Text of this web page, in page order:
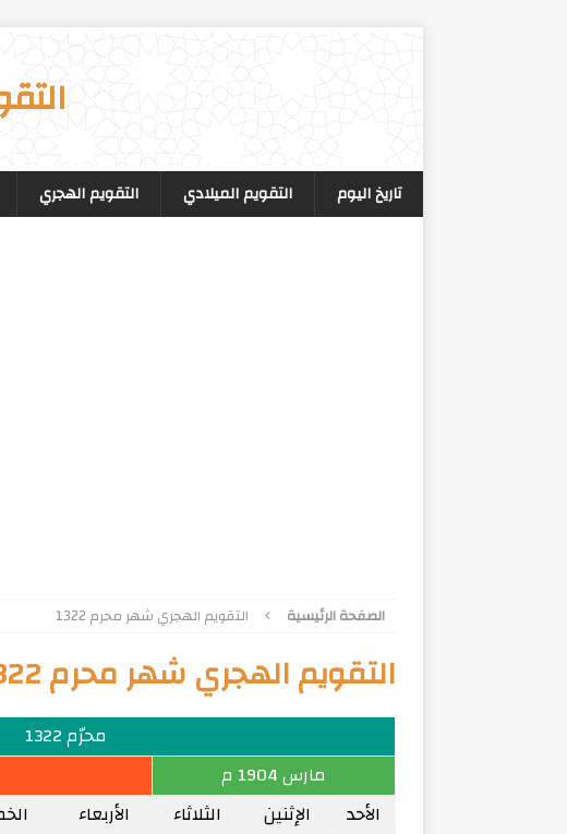
تاريخ اليوم التقويم الميلادي التقويم الهجري
الصفحة الرئيسية التقويم الهجري شهر محرم 1322
التقويم الهجري شهر محرم 1322
محرّم 1322
مارس 1904 م
الأحد
الإثنين الثلاثاء الأربعاء